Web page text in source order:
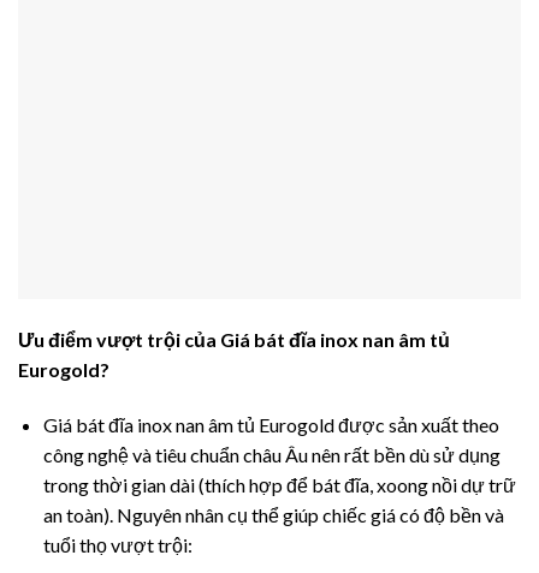
Ưu điểm vượt trội của Giá bát đĩa inox nan âm tủ
Eurogold?
Giá bát đĩa inox nan âm tủ Eurogoldđược sản xuất theo
công nghệ và tiêu chuẩn châu Âu nên rất bền dù sử dụng
trong thời gian dài (thích hợp để bát đĩa, xoong nồi dự trữ
an toàn). Nguyên nhân cụ thể giúp chiếc giá có độ bền và
tuổi thọ vượt trội: